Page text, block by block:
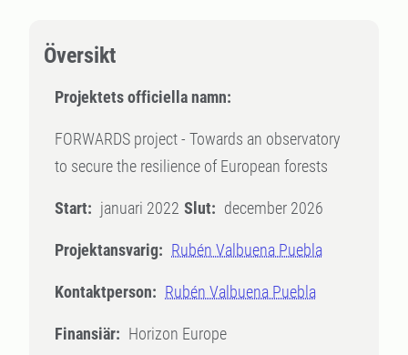
Översikt
Projektets officiella namn:
FORWARDS project - Towards an observatory
to secure the resilience of European forests
Start: januari 2022 Slut: december 2026
Projektansvarig: Rubén Valbuena Puebla
Kontaktperson: Rubén Valbuena Puebla
Finansiär: Horizon Europe